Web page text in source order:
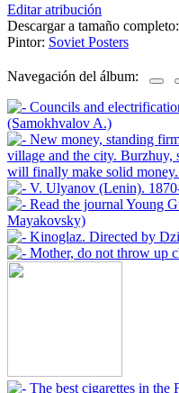
Editar atribución
Descargar a tamaño completo:
Pintor: Soviet Posters
Navegación del álbum: